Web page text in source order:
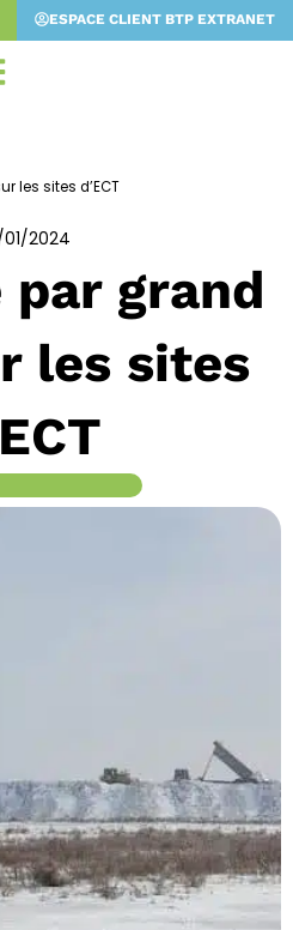
ESPACE CLIENT BTP EXTRANET
les sites d’ECT
01/2024
grand
les sites